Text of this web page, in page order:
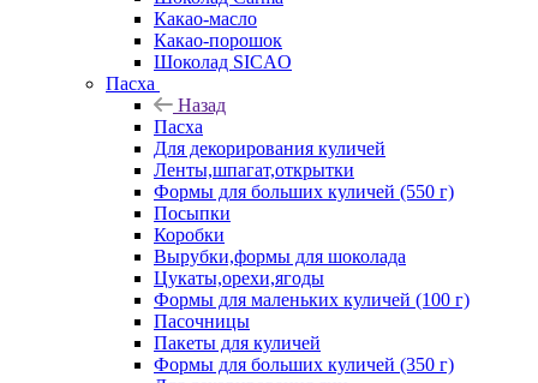
Какао-масло
Какао-порошок
Шоколад SICAO
Пасха
Назад
Пасха
Для декорирования куличей
Ленты,шпагат,открытки
Формы для больших куличей (550 г)
Посыпки
Коробки
Вырубки,формы для шоколада
Цукаты,орехи,ягоды
Формы для маленьких куличей (100 г)
Пасочницы
Пакеты для куличей
Формы для больших куличей (350 г)